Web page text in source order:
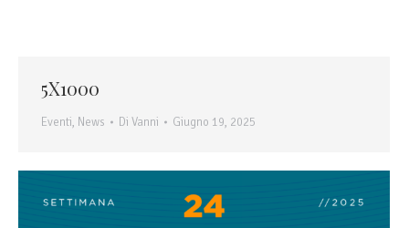
5X1000
Eventi, News Di Vanni Giugno 19, 2025